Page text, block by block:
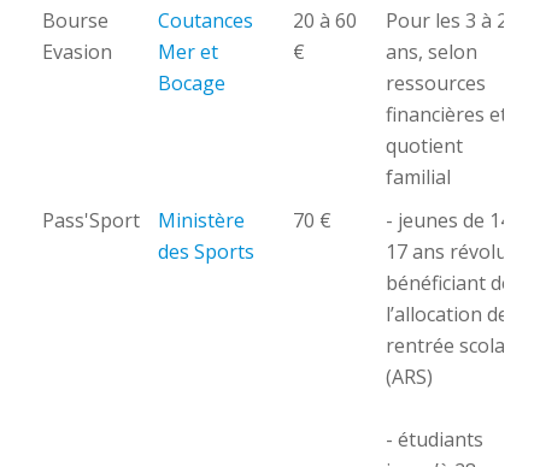
Réduction
Détails Montant Eligibilité
Bourse
Evasion
Coutances
Mer et
Bocage
20 à 60
€
Pour les 3 à 25
ans, selon
ressources
financières et
quotient
familial
Pass'Sport
Ministère
des Sports
70 €
- jeunes de 14 à
17 ans révolus
bénéficiant de
l’allocation de
rentrée scolaire
(ARS)
- étudiants